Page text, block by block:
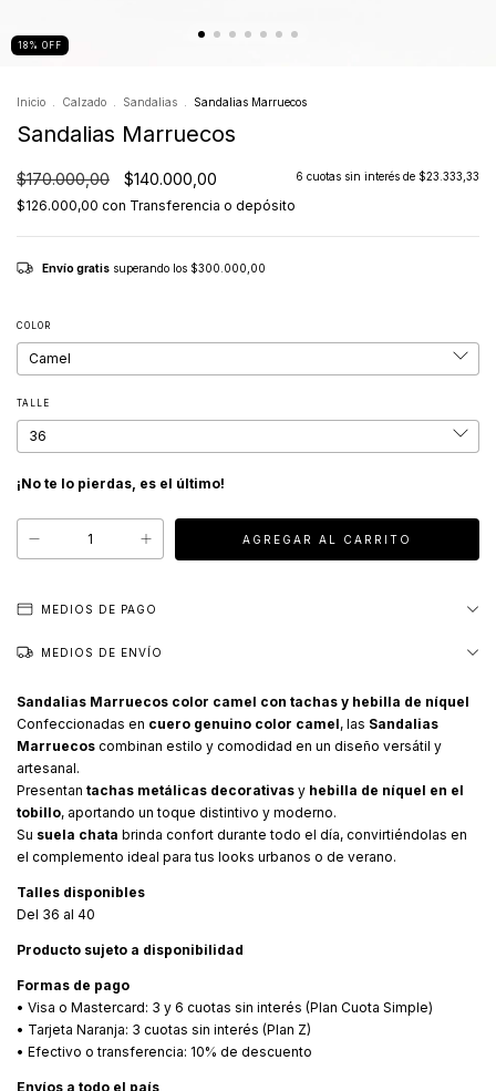
18 % OFF
Inicio Calzado Sandalias Sandalias Marruecos
Sandalias Marruecos
$170.000,00 $140.000,00 6 cuotas sin interés de $23.333,33
$126.000,00 con Transferencia o depósito
Envío gratis superando los $300.000,00
COLOR
TALLE
¡No te lo pierdas, es el último!
MEDIOS DE PAGO
MEDIOS DE ENVÍO
Sandalias Marruecos color camel con tachas y hebilla de níquel
Confeccionadas en cuero genuino color camel, las Sandalias
Marruecos combinan estilo y comodidad en un diseño versátil y
artesanal.
Presentan tachas metálicas decorativas y hebilla de níquel en el
tobillo, aportando un toque distintivo y moderno.
Su suela chata brinda confort durante todo el día, convirtiéndolas en
el complemento ideal para tus looks urbanos o de verano.
Talles disponibles
Del 36 al 40
Producto sujeto a disponibilidad
Formas de pago
• Visa o Mastercard: 3 y 6 cuotas sin interés (Plan Cuota Simple)
• Tarjeta Naranja: 3 cuotas sin interés (Plan Z)
• Efectivo o transferencia: 10% de descuento
Envíos a todo el país